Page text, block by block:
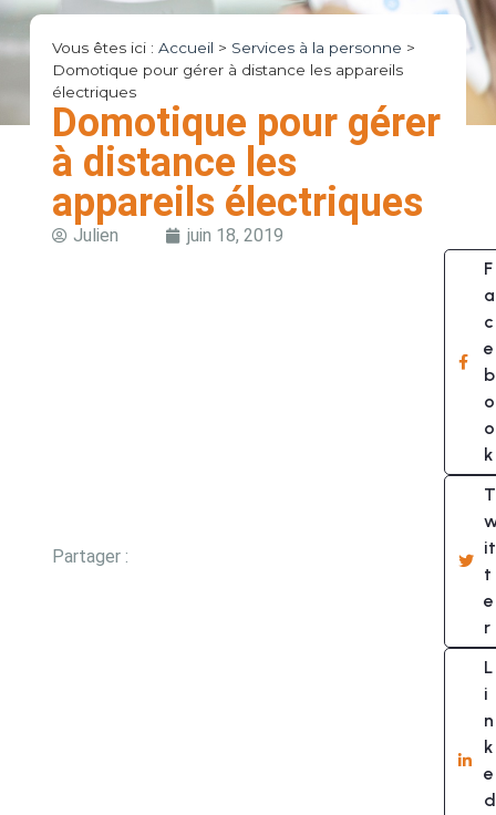
Vous êtes ici : Accueil > Services à la personne >
Domotique pour gérer à distance les appareils
électriques
Domotique pour gérer
à distance les
appareils électriques
Julien juin 18, 2019
Partager :
F
a
c
e
b
o
o
k
T
it
t
e
r
L
i
n
k
e
d